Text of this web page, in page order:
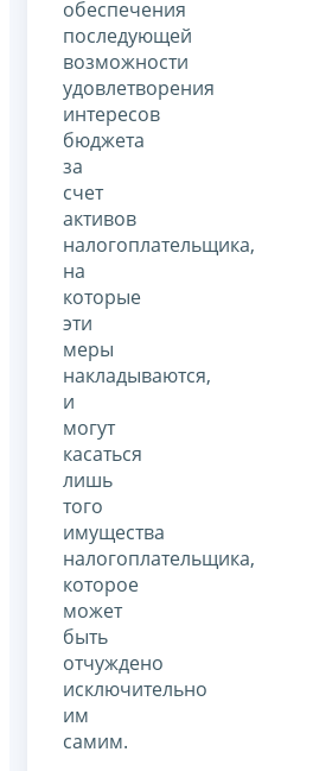
обеспечения
последующей
возможности
удовлетворения
интересов
бюджета
за
счет
активов
налогоплательщика,
на
которые
эти
меры
накладываются,
и
могут
касаться
лишь
того
имущества
налогоплательщика,
которое
может
быть
отчуждено
исключительно
им
самим.